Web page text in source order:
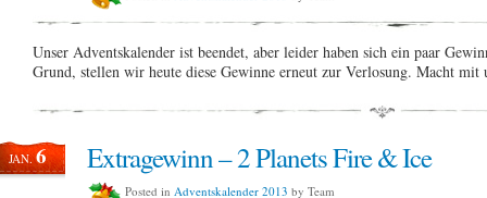
Unser Adventskalender ist beendet, aber leider haben sich ein paar
Grund, stellen wir heute diese Gewinne erneut zur Verlosung. Macht
JAN.6 Extragewinn – 2 Planets Fire & Ice
Posted in Adventskalender 2013 by Team